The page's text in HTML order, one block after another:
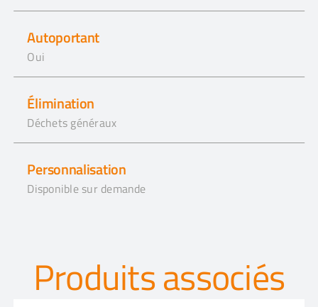
Autoportant
Oui
Élimination
Déchets généraux
Personnalisation
Disponible sur demande
Produits associés